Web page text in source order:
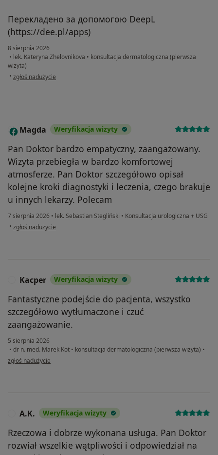
Перекладено за допомогою DeepL
(https://dee.pl/apps)
8 sierpnia 2026
• lek. Kateryna Zhelovnikova • konsultacja dermatologiczna (pierwsza
wizyta)
• w opinii użytkownika O.R.
zgłoś nadużycie
M Magda Weryfikacja wizyty
Pan Doktor bardzo empatyczny, zaangażowany.
Wizyta przebiegła w bardzo komfortowej
atmosferze. Pan Doktor szczegółowo opisał
kolejne kroki diagnostyki i leczenia, czego brakuje
u innych lekarzy. Polecam
7 sierpnia 2026 • lek. Sebastian Stegliński • Konsultacja urologiczna + USG
• w opinii użytkownika Magda
zgłoś nadużycie
Kacper Weryfikacja wizyty
Fantastyczne podejście do pacjenta, wszystko
szczegółowo wytłumaczone i czuć
zaangażowanie.
5 sierpnia 2026
• dr n. med. Marek Kot • konsultacja dermatologiczna (pierwsza wizyta) •
w opinii użytkownika Kacper
zgłoś nadużycie
A.K. Weryfikacja wizyty
Rzeczowa i dobrze wykonana usługa. Pan Doktor
rozwiał wszelkie wątpliwości i odpowiedział na